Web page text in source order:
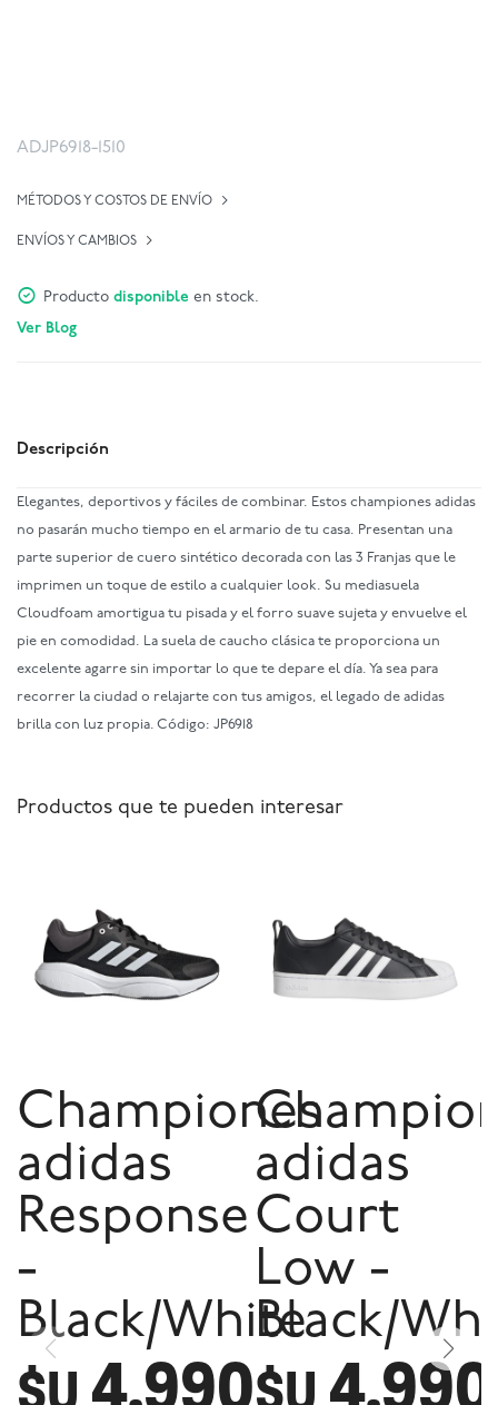
ADJP6918-1510
MÉTODOS Y COSTOS DE ENVÍO
ENVÍOS Y CAMBIOS
Producto disponible en stock.
Ver Blog
Descripción
Elegantes, deportivos y fáciles de combinar. Estos championes adidas
no pasarán mucho tiempo en el armario de tu casa. Presentan una
parte superior de cuero sintético decorada con las 3 Franjas que le
imprimen un toque de estilo a cualquier look. Su mediasuela
Cloudfoam amortigua tu pisada y el forro suave sujeta y envuelve el
pie en comodidad. La suela de caucho clásica te proporciona un
excelente agarre sin importar lo que te depare el día. Ya sea para
recorrer la ciudad o relajarte con tus amigos, el legado de adidas
brilla con luz propia. Código: JP6918
Productos que te pueden interesar
Championes
adidas
Response
-
Black/White
4.990
adidas
Court
Low -
Black/
4.990